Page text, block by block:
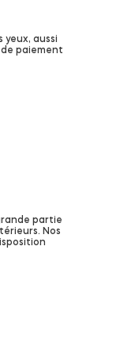
aussi
de paiement
partie
Nos